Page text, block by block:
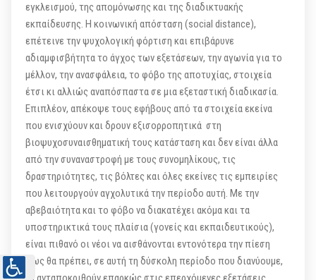
εγκλεισμού, της απομόνωσης και της διαδικτυακής
εκπαίδευσης. Η κοινωνική απόσταση (social distance),
επέτεινε την ψυχολογική φόρτιση και επιβάρυνε
αδιαμφισβήτητα το άγχος των εξετάσεων, την αγωνία για το
μέλλον, την ανασφάλεια, το φόβο της αποτυχίας, στοιχεία
έτσι κι αλλιώς αναπόσπαστα σε μια εξεταστική διαδικασία.
Επιπλέον, απέκοψε τους εφήβους από τα στοιχεία εκείνα
που ενισχύουν και δρουν εξισορροπητικά στη
βιοψυχοσυναισθηματική τους κατάσταση και δεν είναι άλλα
από την συναναστροφή με τους συνομηλίκους, τις
δραστηριότητες, τις βόλτες και όλες εκείνες τις εμπειρίες
που λειτουργούν αγχολυτικά την περίοδο αυτή. Με την
αβεβαιότητα και το φόβο να διακατέχει ακόμα και τα
υποστηρικτικά τους πλαίσια (γονείς και εκπαιδευτικούς),
είναι πιθανό οι νέοι να αισθάνονται εντονότερα την πίεση
πως θα πρέπει, σε αυτή τη δύσκολη περίοδο που διανύουμε,